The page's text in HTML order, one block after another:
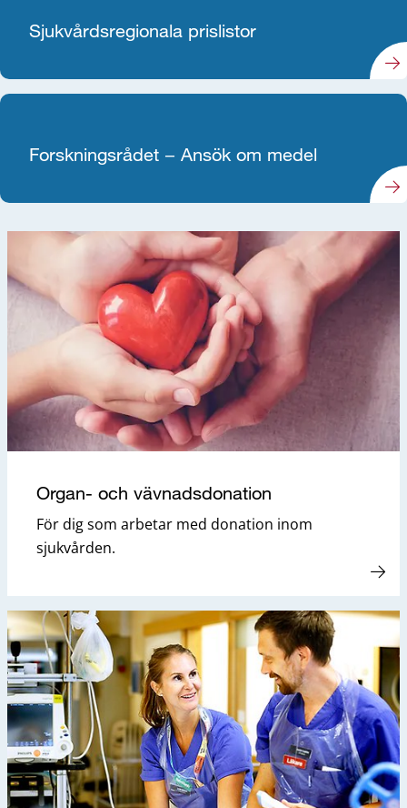
Sjukvårdsregionala prislistor
Forskningsrådet − Ansök om medel
Organ- och vävnadsdonation
För dig som arbetar med donation inom
sjukvården.